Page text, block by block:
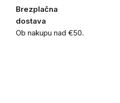
Brezplačna
dostava
Ob nakupu nad €50.